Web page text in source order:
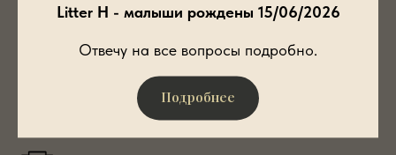
Litter H - малыши рождены 15/06/2026
Отвечу на все вопросы подробно.
Подробнее
Junior Russian Champion
Russia 2014-BOB Junior